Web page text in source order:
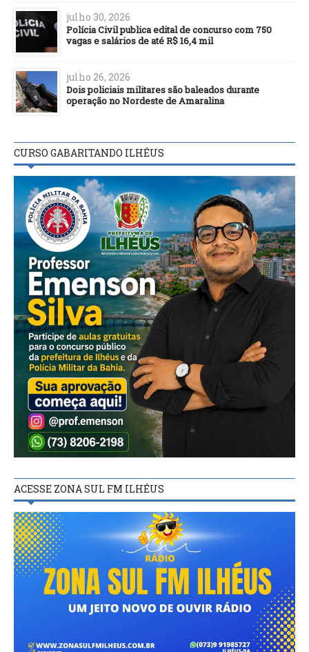
julho 30, 2026
Polícia Civil publica edital de concurso com 750
vagas e salários de até R$ 16,4 mil
julho 26, 2026
Dois policiais militares são baleados durante
operação no Nordeste de Amaralina
CURSO GABARITANDO ILHÉUS
ACESSE ZONA SUL FM ILHÉUS